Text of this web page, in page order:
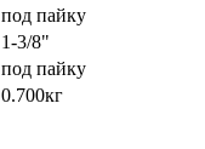
под пайку
1-3/8"
под пайку
0.700кг